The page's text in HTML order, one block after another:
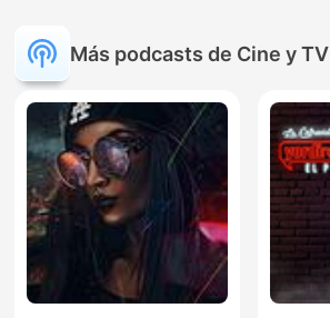
Más podcasts de Cine y TV